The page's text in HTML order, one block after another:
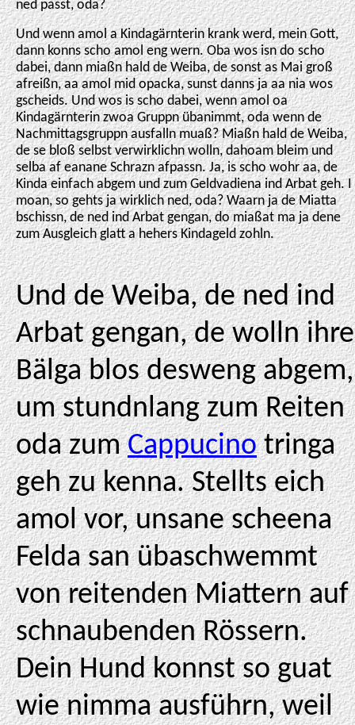
ned passt, oda?
Und wenn amol a Kindagärnterin krank werd, mein Gott,
dann konns scho amol eng wern. Oba wos isn do scho
dabei, dann miaßn hald de Weiba, de sonst as Mai groß
afreißn, aa amol mid opacka, sunst danns ja aa nia wos
gscheids. Und wos is scho dabei, wenn amol oa
Kindagärnterin zwoa Gruppn übanimmt, oda wenn de
Nachmittagsgruppn ausfalln muaß? Miaßn hald de Weiba,
de se bloß selbst verwirklichn wolln, dahoam bleim und
selba af eanane Schrazn afpassn. Ja, is scho wohr aa, de
Kinda einfach abgem und zum Geldvadiena ind Arbat geh. I
moan, so gehts ja wirklich ned, oda? Waarn ja de Miatta
bschissn, de ned ind Arbat gengan, do miaßat ma ja dene
zum Ausgleich glatt a hehers Kindageld zohln.
Und de Weiba, de ned ind
Arbat gengan, de wolln ihre
Bälga blos desweng abgem,
um stundnlang zum Reiten
oda zumCappucinotringa
geh zu kenna. Stellts eich
amol vor, unsane scheena
Felda san übaschwemmt
von reitenden Miattern auf
schnaubenden Rössern.
Dein Hund konnst so guat
wie nimma ausführn, weil